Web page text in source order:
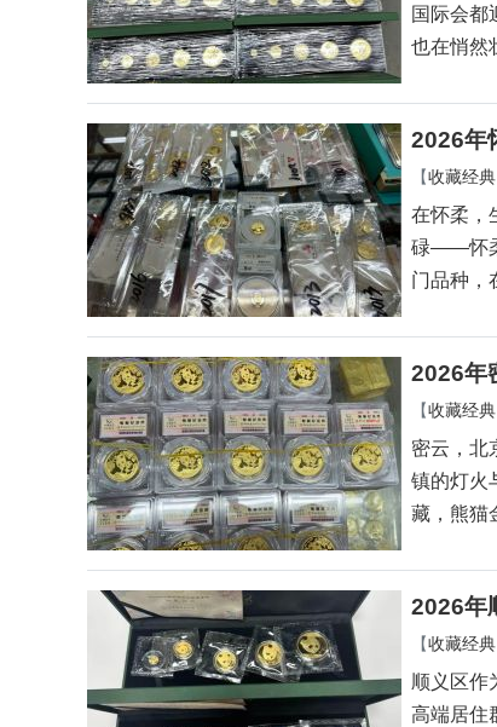
国际会
也在悄然
2026年
【收藏经典
在怀柔，
碌——怀
门品种，
2026年
【收藏经典
密云，北
镇的灯火
藏，熊猫
2026年
【收藏经典
顺义区作
高端居住